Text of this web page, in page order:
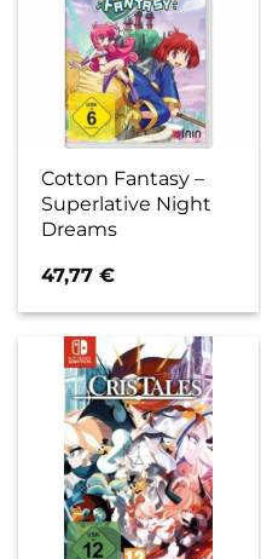
Cotton Fantasy –
Superlative Night
Dreams
47,77€